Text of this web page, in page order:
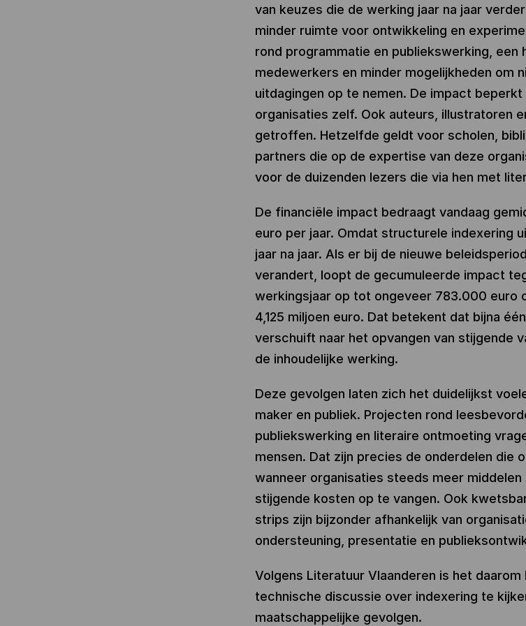
van keuzes die de werking jaar na jaar
minder ruimte voor ontwikkeling en
rond programmatie en publiekswerking, een
medewerkers en minder mogelijkheden om
uitdagingen op te nemen. De impact
organisaties zelf. Ook auteurs, illustratoren
getroffen. Hetzelfde geldt voor scholen,
partners die op de expertise van deze
voor de duizenden lezers die via hen met
De financiële impact bedraagt vandaag
euro per jaar. Omdat structurele indexering
jaar na jaar. Als er bij de nieuwe
verandert, loopt de gecumuleerde impact
werkingsjaar op tot ongeveer 783.000 euro
4,125 miljoen euro. Dat betekent dat bijna
verschuift naar het opvangen van stijgende
de inhoudelijke werking.
Deze gevolgen laten zich het duidelijkst
maker en publiek. Projecten rond
publiekswerking en literaire ontmoeting
mensen. Dat zijn precies de onderdelen die
wanneer organisaties steeds meer
stijgende kosten op te vangen. Ook
strips zijn bijzonder afhankelijk van
ondersteuning, presentatie en
Volgens Literatuur Vlaanderen is het
technische discussie over indexering te
maatschappelijke gevolgen.